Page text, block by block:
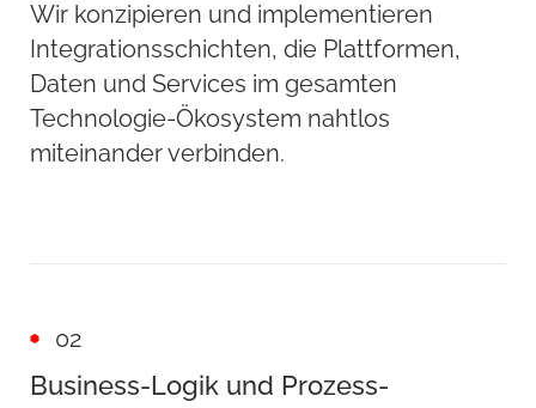
Wir konzipieren und implementieren
Integrationsschichten, die Plattformen,
Daten und Services im gesamten
Technologie-Ökosystem nahtlos
miteinander verbinden.
02
Business-Logik und Prozess-